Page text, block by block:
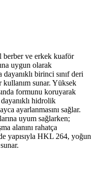
ve erkek kuaför
uygun olarak
birinci sınıf deri
sunar. Yüksek
formunu koruyarak
hidrolik
ayarlanmasını sağlar.
uyum sağlarken;
alanını rahatça
yapısıyla HKL 264, yoğun